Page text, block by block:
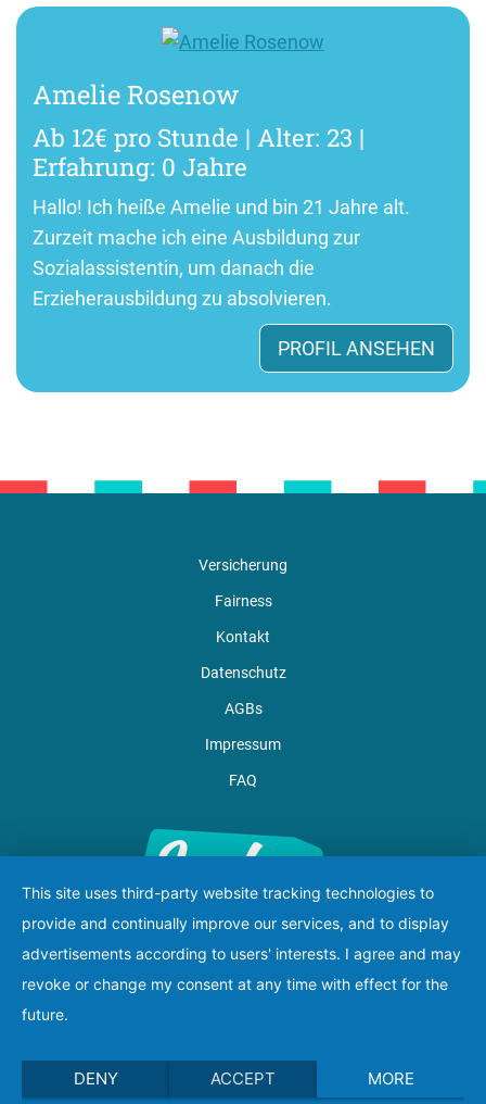
Amelie Rosenow
Ab 12€ pro Stunde | Alter: 23 |
Erfahrung: 0 Jahre
Hallo! Ich heiße Amelie und bin 21 Jahre alt.
Zurzeit mache ich eine Ausbildung zur
Sozialassistentin, um danach die
Erzieherausbildung zu absolvieren.
PROFIL ANSEHEN
Versicherung
Fairness
Kontakt
Datenschutz
AGBs
Impressum
FAQ
Lucky Hands
This site uses third-party website tracking technologies to
provide and continually improve our services, and to display
advertisements according to users' interests. I agree and may
revoke or change my consent at any time with effect for the
future.
DENY ACCEPT MORE